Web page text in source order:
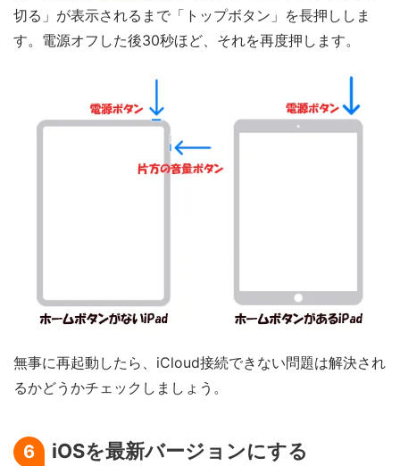
切る」が表示されるまで「トップボタン」を長押ししま
す。電源オフした後30秒ほど、それを再度押します。
無事に再起動したら、iCloud接続できない問題は解決され
るかどうかチェックしましょう。
6 iOSを最新バージョンにする